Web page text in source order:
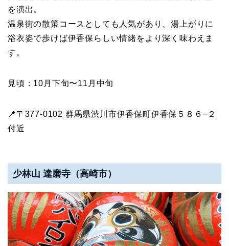
を演出。
温泉街の散策コースとしても人気があり、湯上がりに
浴衣姿で歩けば伊香保らしい情緒をより深く味わえま
す。
見頃：10月下旬〜11月中旬
📍〒377-0102 群馬県渋川市伊香保町伊香保５８６−２
付近
少林山 達磨寺（高崎市）